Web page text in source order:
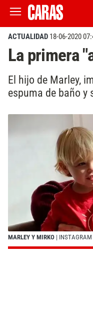
ACTUALIDAD 18-06-2020
La primera
El hijo de Marley,
espuma de baño y
MARLEY Y MIRKO | INSTAGRAM